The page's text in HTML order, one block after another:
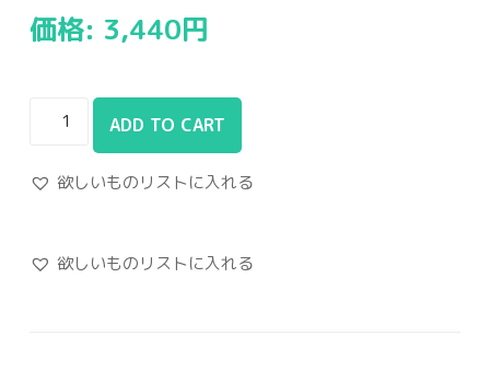
価格: 3,440円
ADD TO CART
欲しいものリストに入れる
欲しいものリストに入れる